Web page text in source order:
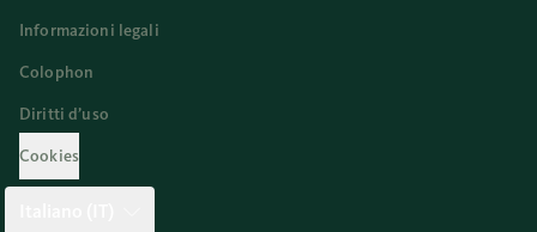
Informazioni legali
Colophon
Diritti d’uso
Cookies